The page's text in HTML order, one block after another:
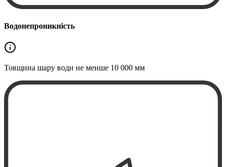
Водонепроникність
Товщина шару води не менше 10 000 мм